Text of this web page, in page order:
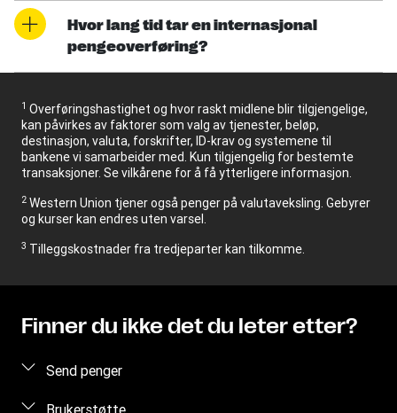
Hvor lang tid tar en internasjonal
pengeoverføring?
1 Overføringshastighet og hvor raskt midlene blir tilgjengelige,
kan påvirkes av faktorer som valg av tjenester, beløp,
destinasjon, valuta, forskrifter, ID-krav og systemene til
bankene vi samarbeider med. Kun tilgjengelig for bestemte
transaksjoner. Se vilkårene for å få ytterligere informasjon.
2 Western Union tjener også penger på valutaveksling. Gebyrer
og kurser kan endres uten varsel.
3 Tilleggskostnader fra tredjeparter kan tilkomme.
Finner du ikke det du leter etter?
Send penger
Send penger via internett